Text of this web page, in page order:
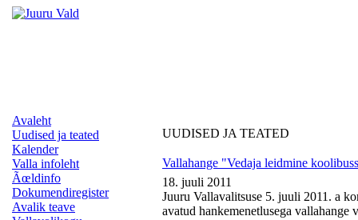
Avaleht
Uudised ja teated
Kalender
Valla infoleht
Ãœldinfo
Dokumendiregister
Avalik teave
UUDISED JA TEATED
Vallahange "Vedaja leidmine
18. juuli 2011
Juuru Vallavalitsuse 5. juuli 2011. a
avatud hankemenetlusega vallahange